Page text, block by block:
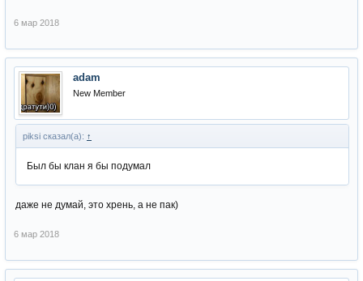
6 мар 2018
adam
New Member
piksi сказал(а): ↑
Был бы клан я бы подумал
даже не думай, это хрень, а не пак)
6 мар 2018